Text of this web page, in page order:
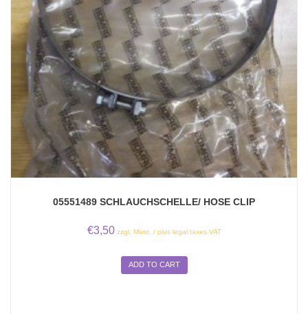
05551489 SCHLAUCHSCHELLE/ HOSE CLIP
€3,50 zzgl. Mwst. / plus legal taxes VAT
ADD TO CART